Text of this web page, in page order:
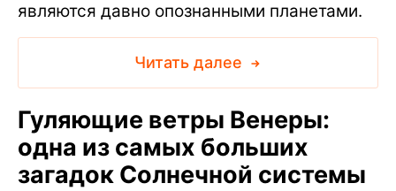
являются давно опознанными планетами.
Читать далее
Гуляющие ветры Венеры:
одна из самых больших
загадок Солнечной системы